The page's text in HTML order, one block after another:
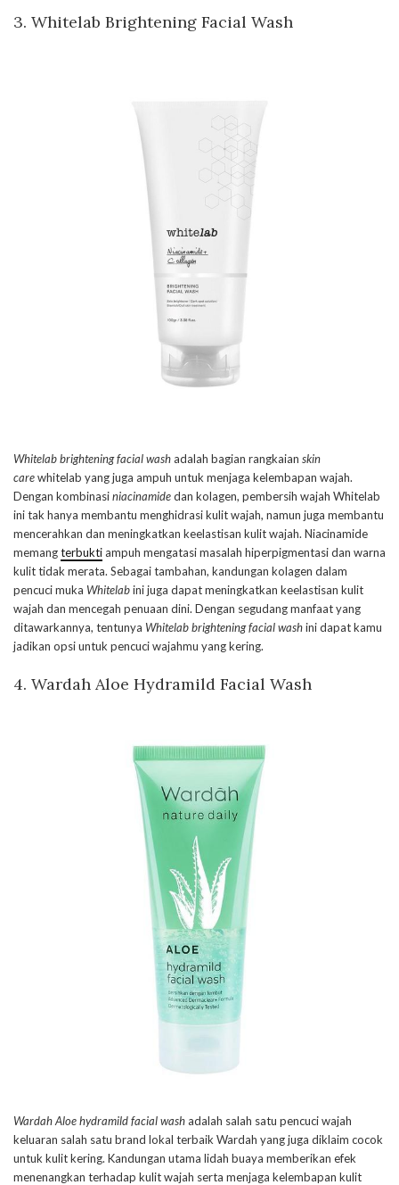
3. Whitelab Brightening Facial Wash
Whitelab brightening facial washadalah bagian rangkaian skin
carewhitelab yang juga ampuh untuk menjaga kelembapan wajah.
Dengan kombinasiniacinamidedan kolagen, pembersih wajah Whitelab
ini tak hanya membantu menghidrasi kulit wajah, namun juga membantu
mencerahkan dan meningkatkan keelastisan kulit wajah. Niacinamide
memangterbuktiampuh mengatasi masalah hiperpigmentasi dan warna
kulit tidak merata. Sebagai tambahan, kandungan kolagen dalam
pencuci muka Whitelabini juga dapat meningkatkan keelastisan kulit
wajah dan mencegah penuaan dini. Dengan segudang manfaat yang
ditawarkannya, tentunya Whitelab brightening facial washini dapat kamu
jadikan opsi untuk pencuci wajahmu yang kering.
4. Wardah Aloe Hydramild Facial Wash
Wardah Aloe hydramild facial washadalah salah satu pencuci wajah
keluaran salah satu brand lokal terbaik Wardah yang juga diklaim cocok
untuk kulit kering. Kandungan utama lidah buaya memberikan efek
menenangkan terhadap kulit wajah serta menjaga kelembapan kulit